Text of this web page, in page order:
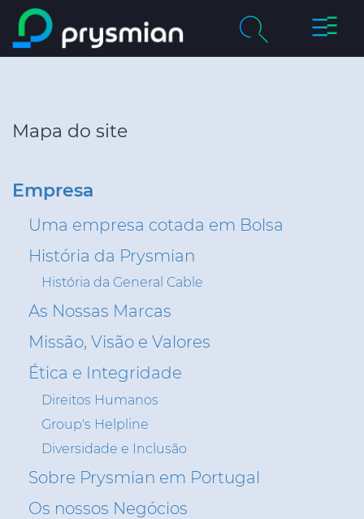
Ir para o conteúdo
principal
Mercados
Certificados de Qualidade
CPR (DOP)
Pessoas & Carreiras
Contactos
Web Global
Mapa do site
Empresa
Uma empresa cotada em Bolsa
História da Prysmian
História da General Cable
As Nossas Marcas
Missão, Visão e Valores
Ética e Integridade
Direitos Humanos
Group's Helpline
Diversidade e Inclusão
Sobre Prysmian em Portugal
Os nossos Negócios